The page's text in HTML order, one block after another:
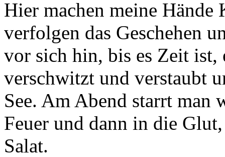
Hier machen meine
verfolgen das Geschehen
vor sich hin, bis es Zeit ist,
verschwitzt und verstaubt
See. Am Abend starrt man
Feuer und dann in die
Salat.